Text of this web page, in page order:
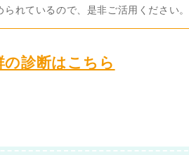
れているので、是非ご活用ください。
の診断はこちら